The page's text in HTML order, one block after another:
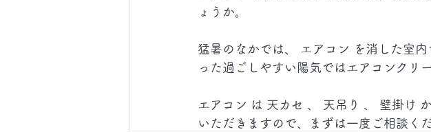
ょうか。
猛暑のなかでは、 エアコン を消した室
った過ごしやすい陽気ではエアコンクリ
エアコン は 天カセ 、 天吊り 、 壁掛け
いただきますので、まずは一度ご相談くだ